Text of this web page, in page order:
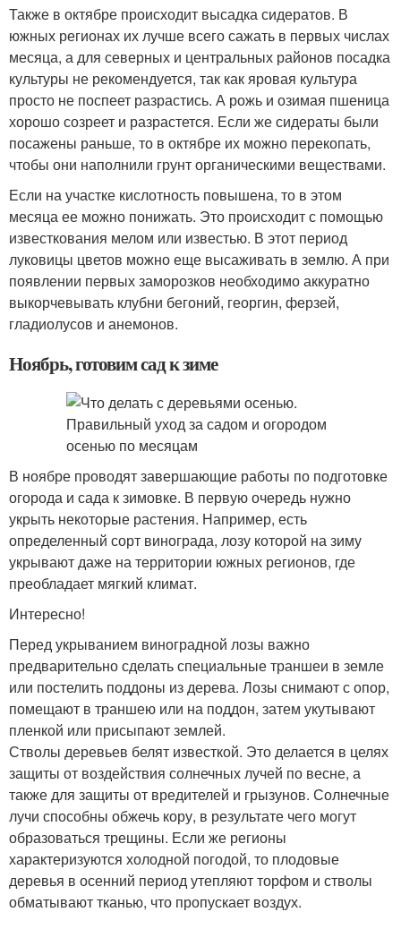
Также в октябре происходит высадка сидератов. В
южных регионах их лучше всего сажать в первых числах
месяца, а для северных и центральных районов посадка
культуры не рекомендуется, так как яровая культура
просто не поспеет разрастись. А рожь и озимая пшеница
хорошо созреет и разрастется. Если же сидераты были
посажены раньше, то в октябре их можно перекопать,
чтобы они наполнили грунт органическими веществами.
Если на участке кислотность повышена, то в этом
месяца ее можно понижать. Это происходит с помощью
известкования мелом или известью. В этот период
луковицы цветов можно еще высаживать в землю. А при
появлении первых заморозков необходимо аккуратно
выкорчевывать клубни бегоний, георгин, ферзей,
гладиолусов и анемонов.
Ноябрь, готовим сад к зиме
В ноябре проводят завершающие работы по подготовке
огорода и сада к зимовке. В первую очередь нужно
укрыть некоторые растения. Например, есть
определенный сорт винограда, лозу которой на зиму
укрывают даже на территории южных регионов, где
преобладает мягкий климат.
Интересно!
Перед укрыванием виноградной лозы важно
предварительно сделать специальные траншеи в земле
или постелить поддоны из дерева. Лозы снимают с опор,
помещают в траншею или на поддон, затем укутывают
пленкой или присыпают землей.
Стволы деревьев белят известкой. Это делается в целях
защиты от воздействия солнечных лучей по весне, а
также для защиты от вредителей и грызунов. Солнечные
лучи способны обжечь кору, в результате чего могут
образоваться трещины. Если же регионы
характеризуются холодной погодой, то плодовые
деревья в осенний период утепляют торфом и стволы
обматывают тканью, что пропускает воздух.